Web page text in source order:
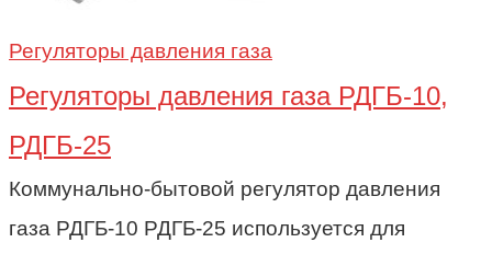
Регуляторы давления газа
Регуляторы давления газа РДГБ-10,
РДГБ-25
Коммунально-бытовой регулятор давления
газа РДГБ-10 РДГБ-25 используется для